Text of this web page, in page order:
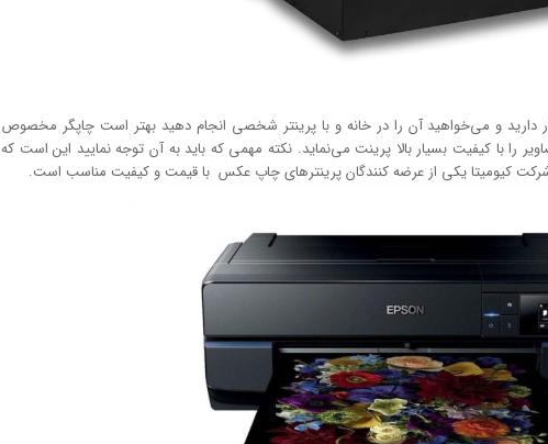
و می‌خواهید آن را در خانه و با پرینتر شخصی انجام دهید بهتر است چاپگر مخصوص
را با کیفیت بسیار بالا پرینت می‌نماید. نکته مهمی که باید به آن توجه نمایید این است که
کیومیتا یکی از عرضه کنندگان پرینتر‌های چاپ عکس با قیمت و کیفیت مناسب است.